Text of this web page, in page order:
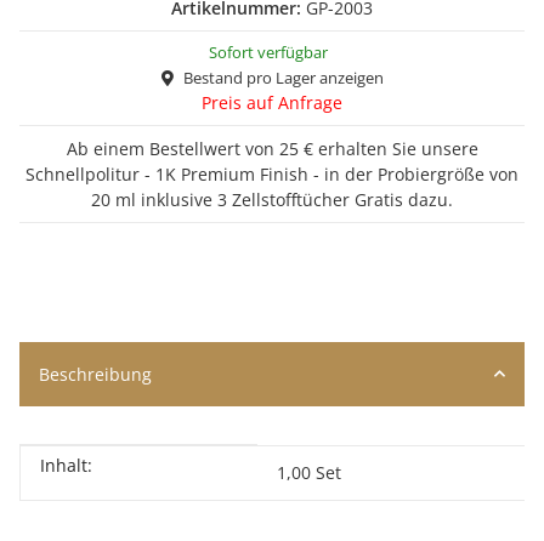
Artikelnummer: GP-2003
Sofort verfügbar
Bestand pro Lager anzeigen
Preis auf Anfrage
Ab einem Bestellwert von 25 € erhalten Sie unsere
Schnellpolitur - 1K Premium Finish - in der Probiergröße von
20 ml inklusive 3 Zellstofftücher Gratis dazu.
Beschreibung
Produkteigenschaft
Wert
Inhalt: 1,00 Set